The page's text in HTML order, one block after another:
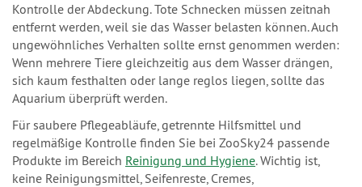
Kontrolle der Abdeckung. Tote Schnecken müssen zeitnah
entfernt werden, weil sie das Wasser belasten können. Auch
ungewöhnliches Verhalten sollte ernst genommen werden:
Wenn mehrere Tiere gleichzeitig aus dem Wasser drängen,
sich kaum festhalten oder lange reglos liegen, sollte das
Aquarium überprüft werden.
Für saubere Pflegeabläufe, getrennte Hilfsmittel und
regelmäßige Kontrolle finden Sie bei ZooSky24 passende
Produkte im Bereich Reinigung und Hygiene. Wichtig ist,
keine Reinigungsmittel, Seifenreste, Cremes,